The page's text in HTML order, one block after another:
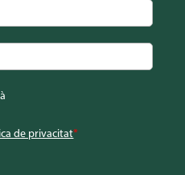
de privacitat*